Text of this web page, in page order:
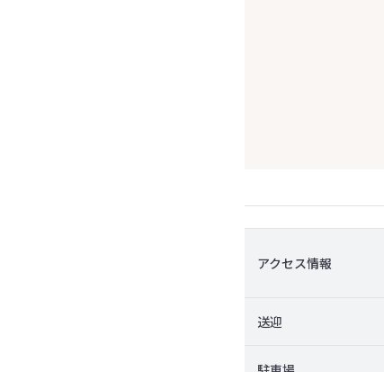
アクセス情報
送迎